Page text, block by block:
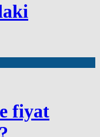
fiyat